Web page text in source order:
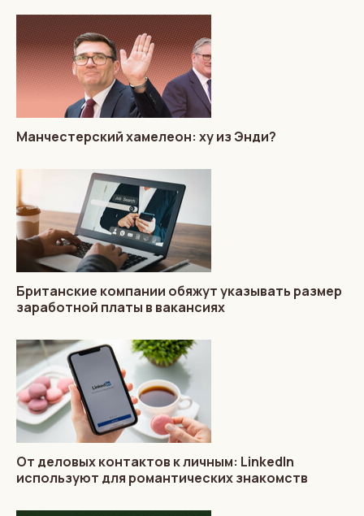
Манчестерский хамелеон: ху из Энди?
Британские компании обяжут указывать размер
заработной платы в вакансиях
От деловых контактов к личным: LinkedIn
используют для романтических знакомств